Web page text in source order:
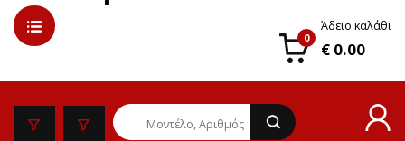
0
Άδειο καλάθι
€ 0.00